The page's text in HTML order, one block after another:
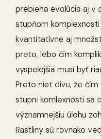
prebieha evolúcia aj v
stupňom
kvantitatívne aj
preto, lebo čím
vyspelejšia musí byť
Preto niet divu, že
stupni komlexnosti sa
významnejšiu úlohu
Rastliny sú rovnako